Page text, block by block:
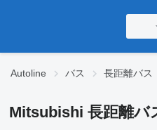
Autoline バス 長距離バス
Mitsubishi 長距離バ